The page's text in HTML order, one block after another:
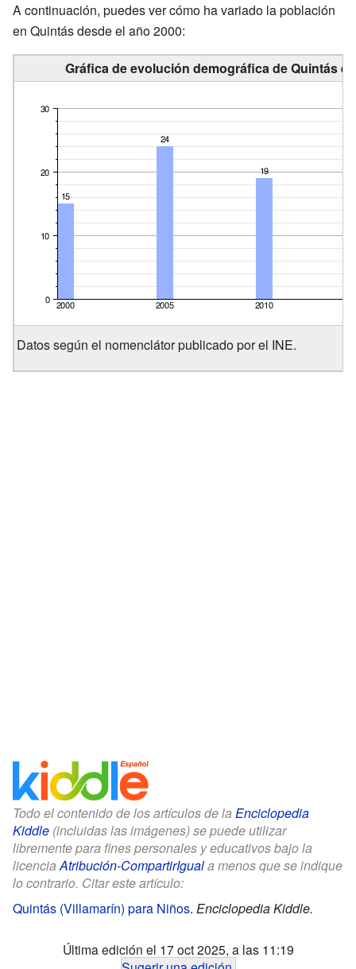
A continuación, puedes ver cómo ha variado la población
en Quintás desde el año 2000:
Gráfica de evolución demográfica de Quintás
Datos según el nomenclátor publicado por el INE.
Todo el contenido de los artículos de la Enciclopedia
Kiddle (incluidas las imágenes) se puede utilizar
libremente para fines personales y educativos bajo la
licenciaAtribución-CompartirIguala menos que se indique
lo contrario. Citar este artículo:
Quintás (Villamarín) para Niños. Enciclopedia Kiddle.
Última edición el 17 oct 2025, a las 11:19